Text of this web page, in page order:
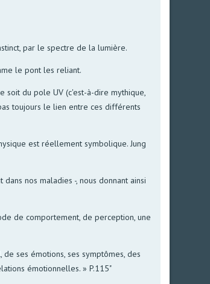
par le spectre de la lumière.
le pont les reliant.
soit du pole UV (c'est-à-dire mythique,
toujours le lien entre ces différents
est réellement symbolique. Jung
nos maladies -, nous donnant ainsi
de comportement, de perception, une
ses émotions, ses symptômes, des
émotionnelles. » P.115"